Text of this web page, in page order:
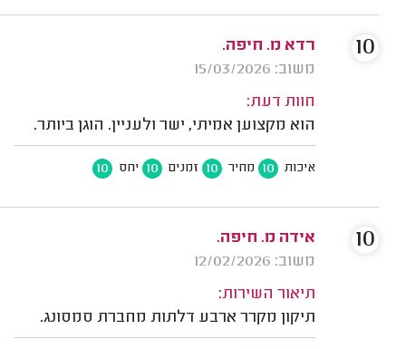
רדא מ. חיפה.
משוב: 15/03/2026
חוות דעת:
הוא מקצוען אמיתי, ישר ולעניין. הוגן ביותר.
איכות 10 מחיר 10 זמנים 10 יחס 10
10
אידה מ. חיפה.
משוב: 12/02/2026
תיאור השירות:
תיקון מקרר ארבע דלתות מחברת סמסונג.
10